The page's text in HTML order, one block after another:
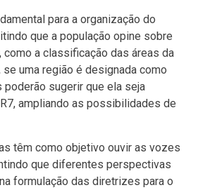
para a organização do
que a população opine sobre
a classificação das áreas da
uma região é designada como
poderão sugerir que ela seja
ampliando as possibilidades de
têm como objetivo ouvir as vozes
que diferentes perspectivas
formulação das diretrizes para o